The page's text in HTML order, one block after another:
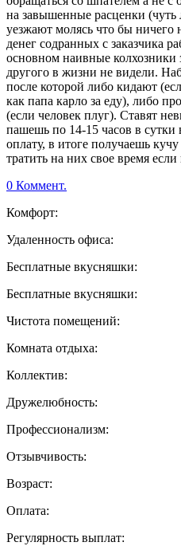
на завышенные расценки (чуть
уезжают молясь что бы
денег содранных с заказчика
основном наивные колхозники
другого в жизни не видели.
после которой либо кидают
как папа карло за еду), либо
(если человек плуг). Ставят
пашешь по 14-15 часов в
оплату, в итоге получаешь
тратить на них свое время
0 Коммент.
Комфорт:
Удаленность офиса:
Бесплатные вкусняшки:
Бесплатные вкусняшки:
Чистота помещений:
Комната отдыха:
Коллектив:
Дружелюбность:
Профессионализм:
Отзывчивость:
Возраст:
Оплата:
Регулярность выплат: